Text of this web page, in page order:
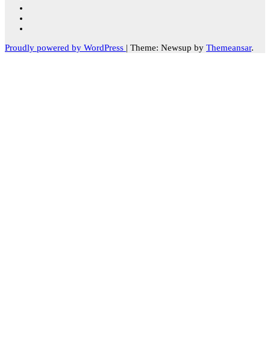
Proudly powered by WordPress | Theme: Newsup by Themeansar.